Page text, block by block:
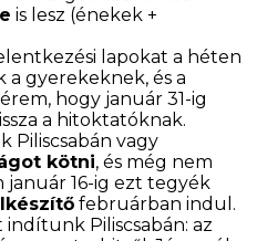
is lesz (énekek +
lapokat a héten
gyerekeknek, és a
hogy január 31-ig
a hitoktatóknak.
Piliscsabán vagy
kötni, és még nem
január 16-ig ezt tegyék
februárban indul.
indítunk Piliscsabán: az